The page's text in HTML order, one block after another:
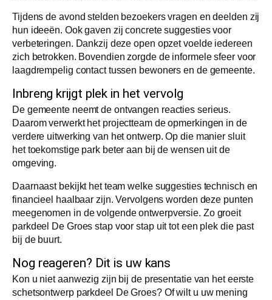
Tijdens de avond stelden bezoekers vragen en deelden zij
hun ideeën. Ook gaven zij concrete suggesties voor
verbeteringen. Dankzij deze open opzet voelde iedereen
zich betrokken. Bovendien zorgde de informele sfeer voor
laagdrempelig contact tussen bewoners en de gemeente.
Inbreng krijgt plek in het vervolg
De gemeente neemt de ontvangen reacties serieus.
Daarom verwerkt het projectteam de opmerkingen in de
verdere uitwerking van het ontwerp. Op die manier sluit
het toekomstige park beter aan bij de wensen uit de
omgeving.
Daarnaast bekijkt het team welke suggesties technisch en
financieel haalbaar zijn. Vervolgens worden deze punten
meegenomen in de volgende ontwerpversie. Zo groeit
parkdeel De Groes stap voor stap uit tot een plek die past
bij de buurt.
Nog reageren? Dit is uw kans
Kon u niet aanwezig zijn bij de presentatie van het eerste
schetsontwerp parkdeel De Groes? Of wilt u uw mening